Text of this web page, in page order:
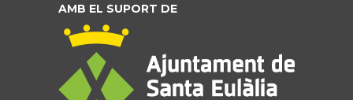
AMB EL SUPORT DE